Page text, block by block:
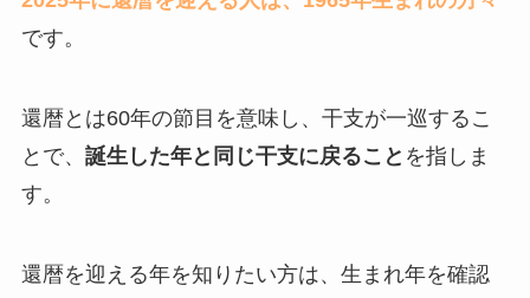
です。
還暦とは60年の節目を意味し、干支が一巡するこ
とで、 誕生した年と同じ干支に戻ること を指しま
す。
還暦を迎える年を知りたい方は、生まれ年を確認